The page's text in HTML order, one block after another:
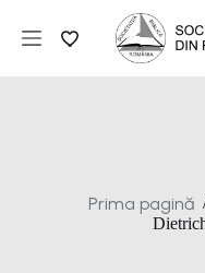
conținut
Prima pagină